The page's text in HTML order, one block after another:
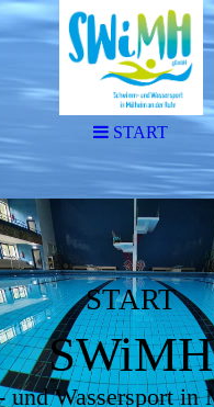
START
SWiMH
und Wassersport in
START